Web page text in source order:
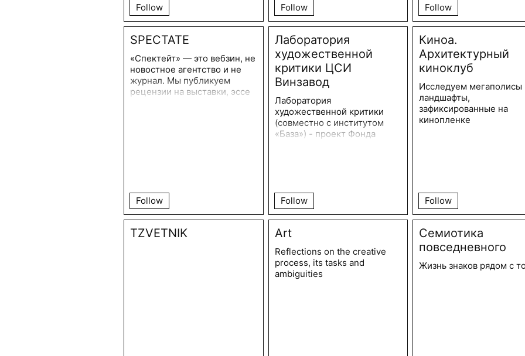
Follow Follow Follow
SPECTATE
«Спектейт» — это вебзин, не
новостное агентство и не
журнал. Мы публикуем
рецензии на выставки, эссе
Follow
Лаборатория
художественной
критики ЦСИ
Винзавод
Лаборатория
художественной критики
(совместно с институтом
«База») - проект Фонда
развитие школы
эстетической критической
мысли в информационном
пространстве.
Follow
Киноа.
Архитектурный
киноклуб
Исследуем мегаполисы
ландшафты,
зафиксированные на
кинопленке
Follow
TZVETNIK Art
Reflections on the creative
process, its tasks and
ambiguities
Семиотика
повседневного
Жизнь знаков рядом с